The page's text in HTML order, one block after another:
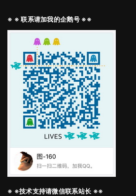
※ ※ 联系请加我的企鹅号 ※※
※ ※技术支持请微信联系站长 ※※